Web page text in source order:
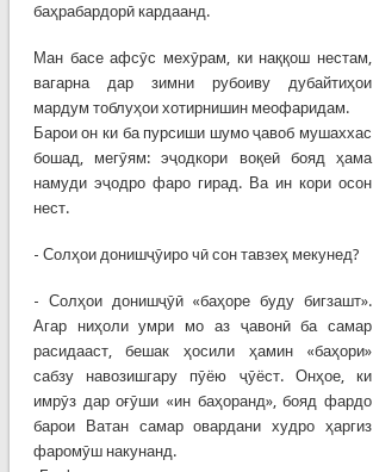
баҳрабардорӣ кардаанд.
Ман басе афсӯс мехӯрам, ки наққош нестам,
вагарна дар зимни рубоиву дубайтиҳои
мардум тоблуҳои хотирнишин меофаридам.
Барои он ки ба пурсиши шумо ҷавоб мушаххас
бошад, мегӯям: эҷодкори воқеӣ бояд ҳама
намуди эҷодро фаро гирад. Ва ин кори осон
нест.
- Солҳои донишҷӯиро чӣ сон тавзеҳ мекунед?
- Солҳои донишҷӯӣ «баҳоре буду бигзашт».
Агар ниҳоли умри мо аз ҷавонӣ ба самар
расидааст, бешак ҳосили ҳамин «баҳори»
сабзу навозишгару пӯёю ҷӯёст. Онҳое, ки
имрӯз дар оғӯши «ин баҳоранд», бояд фардо
барои Ватан самар овардани худро ҳаргиз
фаромӯш накунанд.